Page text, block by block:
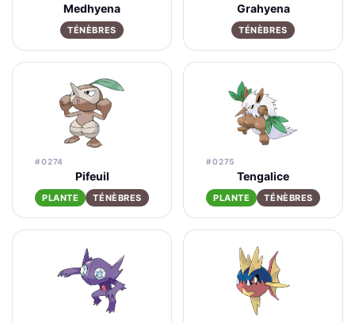
Medhyena
TÉNÈBRES
Grahyena
TÉNÈBRES
#0274
Pifeuil
PLANTE TÉNÈBRES
#0275
Tengalice
PLANTE TÉNÈBRES